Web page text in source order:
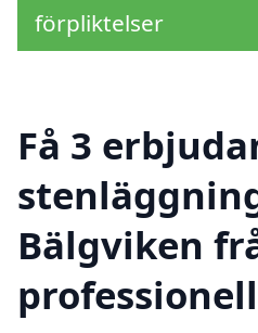
förpliktelser
Få 3
Bälgviken